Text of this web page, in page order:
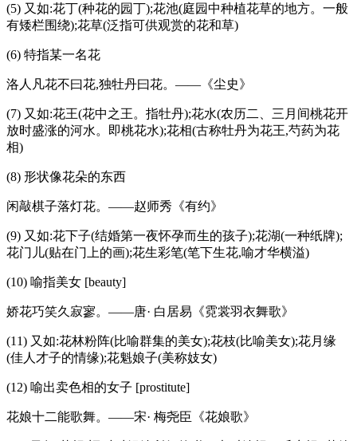
(5) 又如:花丁(种花的园丁);花池(庭园中种植花草的地方。一般
有矮栏围绕);花草(泛指可供观赏的花和草)
(6) 特指某一名花
洛人凡花不曰花,独牡丹曰花。——《尘史》
(7) 又如:花王(花中之王。指牡丹);花水(农历二、三月间桃花开
放时盛涨的河水。即桃花水);花相(古称牡丹为花王,芍药为花
相)
(8) 形状像花朵的东西
闲敲棋子落灯花。——赵师秀《有约》
(9) 又如:花下子(结婚第一夜怀孕而生的孩子);花湖(一种纸牌);
花门儿(贴在门上的画);花生彩笔(笔下生花,喻才华横溢)
(10) 喻指美女 [beauty]
娇花巧笑久寂寥。——唐· 白居易《霓裳羽衣舞歌》
(11) 又如:花林粉阵(比喻群集的美女);花枝(比喻美女);花月缘
(佳人才子的情缘);花魁娘子(美称妓女)
(12) 喻出卖色相的女子 [prostitute]
花娘十二能歌舞。——宋· 梅尧臣《花娘歌》